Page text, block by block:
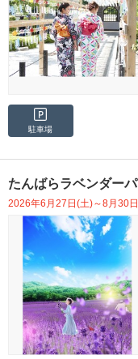
駐車場
たんばらラベンダー
2026年6月27日(土)～8月30